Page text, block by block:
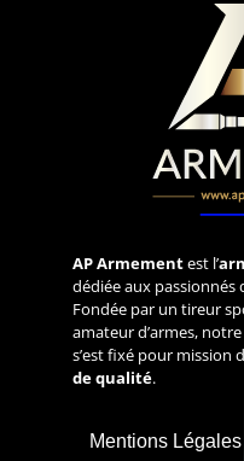
AP Armementest l’
dédiée aux passionnés
Fondée par un tireur
amateur d’armes, notre
s’est fixé pour mission
de qualité.
Mentions Légales